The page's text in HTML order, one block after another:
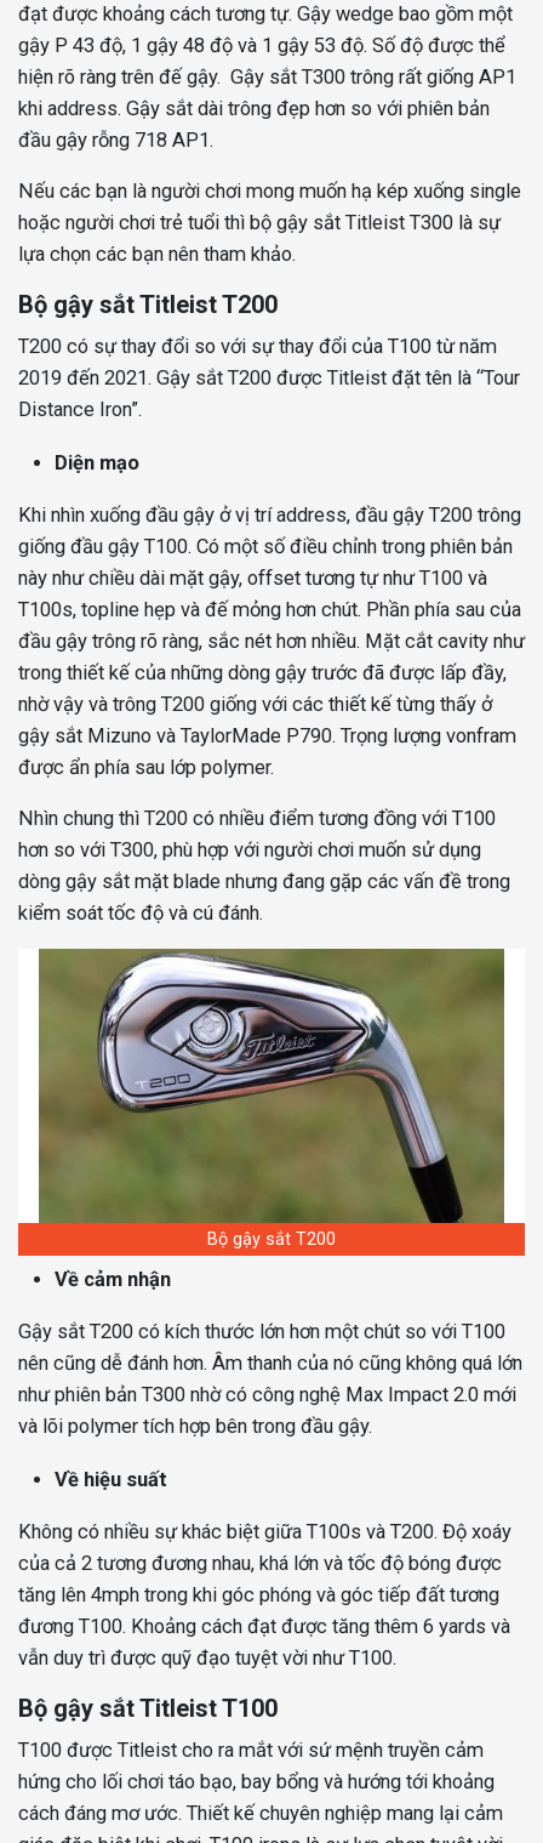
đạt được khoảng cách tương tự. Gậy wedge bao gồm một
gậy P 43 độ, 1 gậy 48 độ và 1 gậy 53 độ. Số độ được thể
hiện rõ ràng trên đế gậy. Gậy sắt T300 trông rất giống AP1
khi address. Gậy sắt dài trông đẹp hơn so với phiên bản
đầu gậy rỗng 718 AP1.
Nếu các bạn là người chơi mong muốn hạ kép xuống single
hoặc người chơi trẻ tuổi thì bộ gậy sắt Titleist T300 là sự
lựa chọn các bạn nên tham khảo.
Bộ gậy sắt Titleist T200
T200 có sự thay đổi so với sự thay đổi của T100 từ năm
2019 đến 2021. Gậy sắt T200 được Titleist đặt tên là “Tour
Distance Iron”.
Diện mạo
Khi nhìn xuống đầu gậy ở vị trí address, đầu gậy T200 trông
giống đầu gậy T100. Có một số điều chỉnh trong phiên bản
này như chiều dài mặt gậy, offset tương tự như T100 và
T100s, topline hẹp và đế mỏng hơn chút. Phần phía sau của
đầu gậy trông rõ ràng, sắc nét hơn nhiều. Mặt cắt cavity như
trong thiết kế của những dòng gậy trước đã được lấp đầy,
nhờ vậy và trông T200 giống với các thiết kế từng thấy ở
gậy sắt Mizuno và TaylorMade P790. Trọng lượng vonfram
được ẩn phía sau lớp polymer.
Nhìn chung thì T200 có nhiều điểm tương đồng với T100
hơn so với T300, phù hợp với người chơi muốn sử dụng
dòng gậy sắt mặt blade nhưng đang gặp các vấn đề trong
kiểm soát tốc độ và cú đánh.
Bộ gậy sắt T200
Về cảm nhận
Gậy sắt T200 có kích thước lớn hơn một chút so với T100
nên cũng dễ đánh hơn. Âm thanh của nó cũng không quá lớn
như phiên bản T300 nhờ có công nghệ Max Impact 2.0 mới
và lõi polymer tích hợp bên trong đầu gậy.
Về hiệu suất
Không có nhiều sự khác biệt giữa T100s và T200. Độ xoáy
của cả 2 tương đương nhau, khá lớn và tốc độ bóng được
tăng lên 4mph trong khi góc phóng và góc tiếp đất tương
đương T100. Khoảng cách đạt được tăng thêm 6 yards và
vẫn duy trì được quỹ đạo tuyệt vời như T100.
Bộ gậy sắt Titleist T100
T100 được Titleist cho ra mắt với sứ mệnh truyền cảm
hứng cho lối chơi táo bạo, bay bổng và hướng tới khoảng
cách đáng mơ ước. Thiết kế chuyên nghiệp mang lại cảm